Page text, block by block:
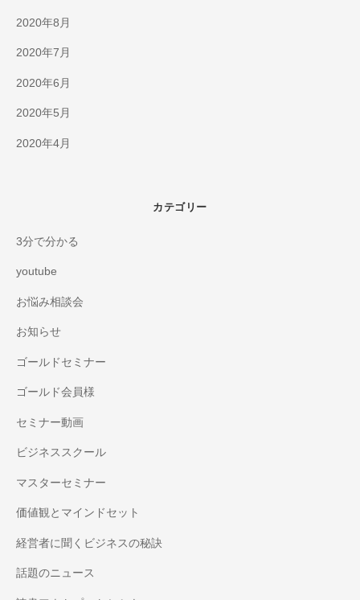
2020年8月
2020年7月
2020年6月
2020年5月
2020年4月
カテゴリー
3分で分かる
youtube
お悩み相談会
お知らせ
ゴールドセミナー
ゴールド会員様
セミナー動画
ビジネススクール
マスターセミナー
価値観とマインドセット
経営者に聞くビジネスの秘訣
話題のニュース